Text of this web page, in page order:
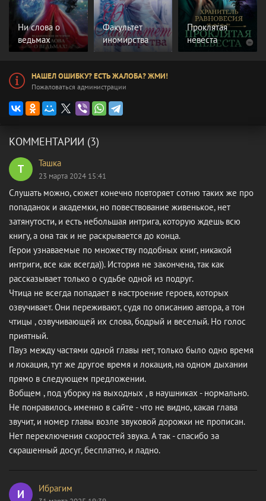
Ни слова о
ведьмах
Факультет
иномирства
Проклятая
невеста
НАШЕЛ ОШИБКУ? ЕСТЬ ЖАЛОБА? ЖМИ!
Пожаловаться администрации
КОММЕНТАРИИ (3)
Т Ташка
23 марта 2024 15:41
Слушать можно, сюжет конечно повторяет сотню таких же про
попаданок и академки, но повествование живенькое, нет
затянутости, и есть небольшая интрига, которую ждешь всю
книгу, а она так и не раскрывается до конца.
Герои узнаваемые по множеству подобных книг, никакой
интриги, все как всегда)). История не закончена, так как
рассказывает только о судьбе одной из подруг.
Чтица не всегда попадает в настроение героев, которых
озвучивает. Они переживают, судя по описанию автора, а тон
чтицы , озвучивающей их слова, бодрый и веселый. Но голос
приятный.
Пауз между частями одной главы нет, только было одно время
и локация, тут же другое время и локация, на одном дыхании
прямо в следующем предложении.
Вобщем , под уборку на выходных , в наушниках - нормально.
Не понравилось именно в сайте - что не видно, какая глава
звучит, и номер главы возле звуковой дорожки не прописан.
Нет переключения скоростей звука. А так - спасибо за
скрашенный досуг, бесплатно, и ладно.
И Ибрагим